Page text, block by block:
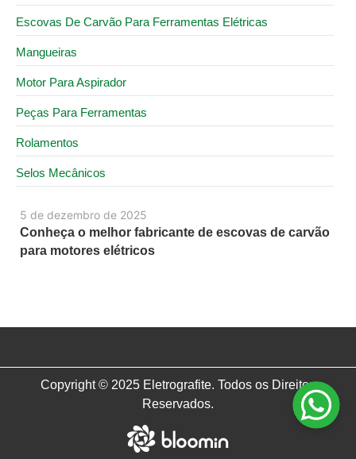
5 de dezembro de 2025
Conheça o melhor fabricante de escovas de carvão
para motores elétricos
Escovas De Carvão Para Ferramentas Elétricas
Mangueiras
Motor Para Aspirador
Peças Para Ferramentas
Rolamentos
Selos Mecânicos
Copyright © 2025 Eletrografite. Todos os Direitos
Reservados.